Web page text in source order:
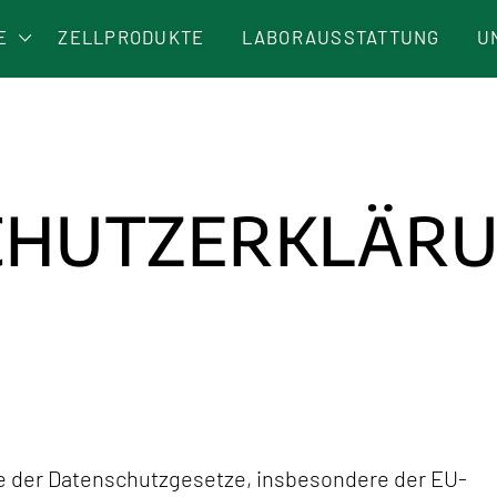
ZELLPRODUKTE LABORAUSSTATTUNG
Datenschutzgesetze, insbesondere der EU-